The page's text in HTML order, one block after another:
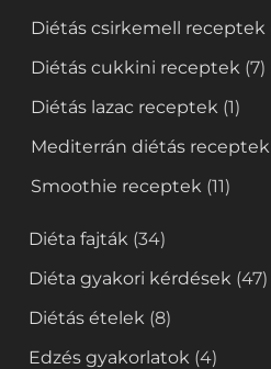
Diétás csirkemell receptek
Diétás cukkini receptek (7)
Diétás lazac receptek (1)
Mediterrán diétás receptek
Smoothie receptek (11)
Diéta fajták (34)
Diéta gyakori kérdések (47)
Diétás ételek (8)
Edzés gyakorlatok (4)